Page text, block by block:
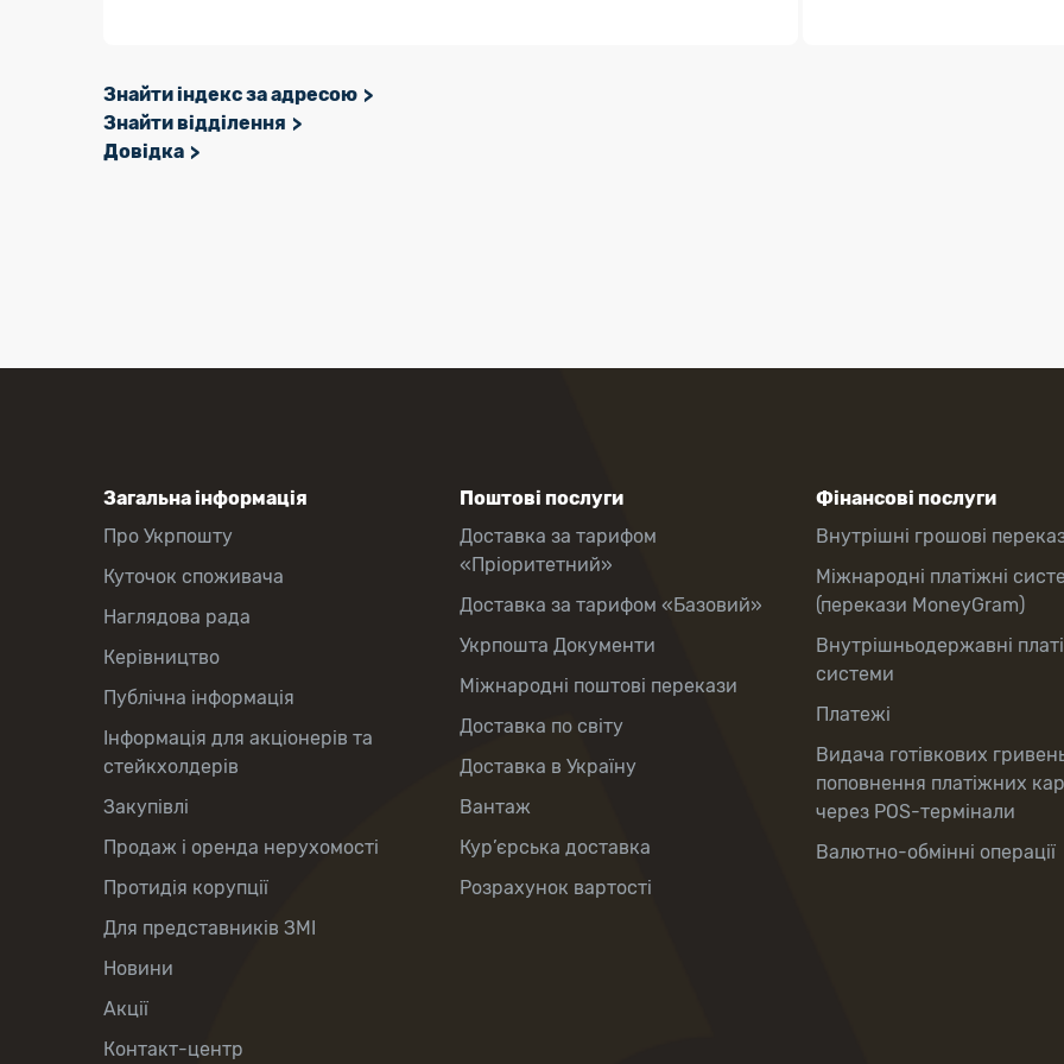
Знайти індекс за адресою
Знайти відділення
Довідка
Загальна інформація
Про Укрпошту
Куточок споживача
Наглядова рада
Керівництво
Публічна інформація
Інформація для акціонерів та
стейкхолдерів
Закупівлі
Продаж і оренда нерухомості
Протидія корупції
Для представників ЗМІ
Новини
Акції
Контакт-центр
Поштові послуги
Доставка за тарифом
«Пріоритетний»
Доставка за тарифом «Базовий»
Укрпошта Документи
Міжнародні поштові перекази
Доставка по світу
Доставка в Україну
Вантаж
Кур’єрська доставка
Розрахунок вартості
Фінансові послуги
Внутрішні грошові
Міжнародні платіжні
(перекази MoneyGram)
Внутрішньодержавні
системи
Платежі
Видача готівкових
поповнення платіжних
через POS-термінали
Валютно-обмінні операції